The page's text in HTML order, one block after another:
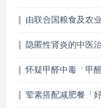
由联合国粮食及农
隐匿性肾炎的中医
怀疑甲醛中毒「甲
荤素搭配减肥餐「